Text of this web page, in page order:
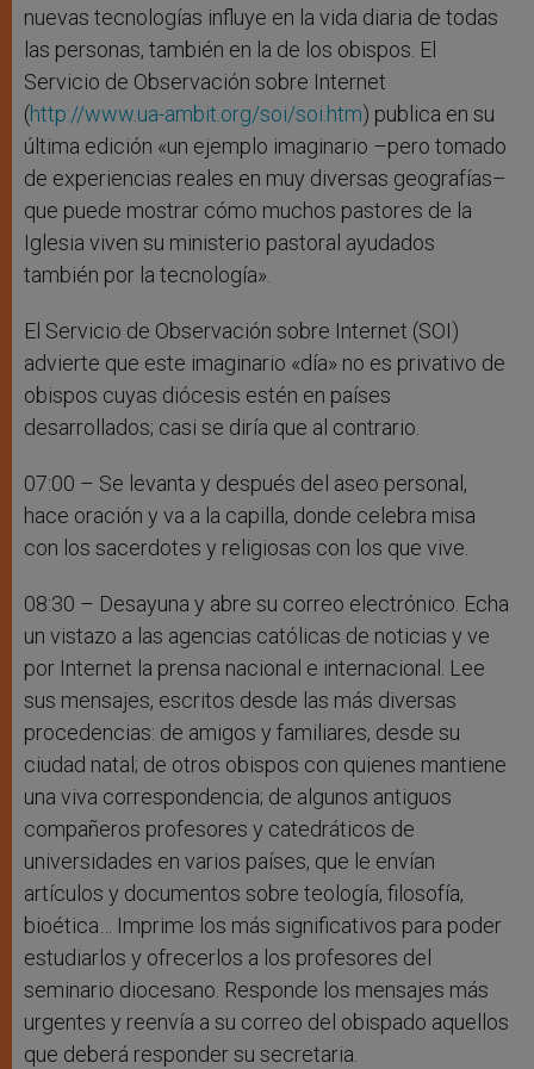
nuevas tecnologías influye en la vida diaria de todas
las personas, también en la de los obispos. El
Servicio de Observación sobre Internet
(http://www.ua-ambit.org/soi/soi.htm) publica en su
última edición «un ejemplo imaginario –pero tomado
de experiencias reales en muy diversas geografías–
que puede mostrar cómo muchos pastores de la
Iglesia viven su ministerio pastoral ayudados
también por la tecnología».
El Servicio de Observación sobre Internet (SOI)
advierte que este imaginario «día» no es privativo de
obispos cuyas diócesis estén en países
desarrollados; casi se diría que al contrario.
07:00 – Se levanta y después del aseo personal,
hace oración y va a la capilla, donde celebra misa
con los sacerdotes y religiosas con los que vive.
08:30 – Desayuna y abre su correo electrónico. Echa
un vistazo a las agencias católicas de noticias y ve
por Internet la prensa nacional e internacional. Lee
sus mensajes, escritos desde las más diversas
procedencias: de amigos y familiares, desde su
ciudad natal; de otros obispos con quienes mantiene
una viva correspondencia; de algunos antiguos
compañeros profesores y catedráticos de
universidades en varios países, que le envían
artículos y documentos sobre teología, filosofía,
bioética… Imprime los más significativos para poder
estudiarlos y ofrecerlos a los profesores del
seminario diocesano. Responde los mensajes más
urgentes y reenvía a su correo del obispado aquellos
que deberá responder su secretaria.